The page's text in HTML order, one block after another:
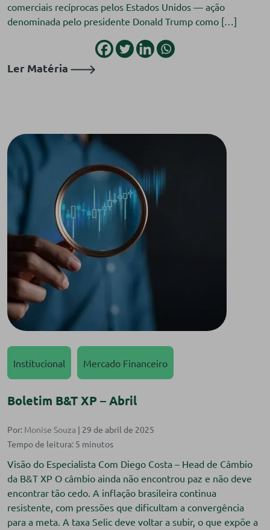
comerciais recíprocas pelos Estados Unidos — ação
denominada pelo presidente Donald Trump como […]
Ler Matéria
Institucional Mercado Financeiro
Boletim B&T XP – Abril
Por: Monise Souza | 29 de abril de 2025
Visão do Especialista Com Diego Costa – Head de Câmbio
da B&T XP O câmbio ainda não encontrou paz e não deve
encontrar tão cedo. A inflação brasileira continua
resistente, com pressões que dificultam a convergência
para a meta. A taxa Selic deve voltar a subir, o que expõe a